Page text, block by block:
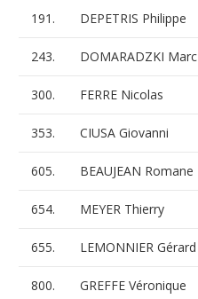
191. DEPETRIS Philippe
243. DOMARADZKI Marc
300. FERRE Nicolas
353. CIUSA Giovanni
605. BEAUJEAN Romane
654. MEYER Thierry
655. LEMONNIER Gérard
800. GREFFE Véronique